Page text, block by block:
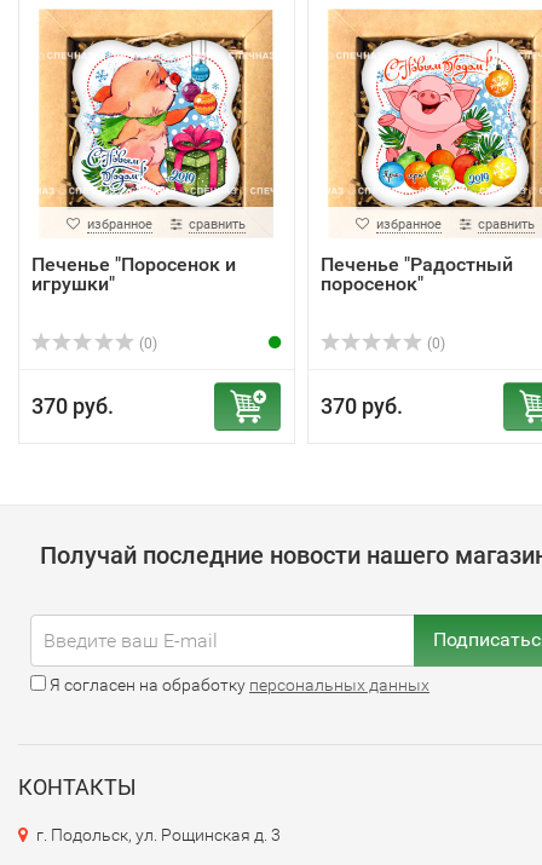
избранное сравнить
Печенье "Поросенок и
игрушки"
(0)
370 руб.
избранное сравнить
Печенье "Радостный
поросенок"
(0)
370 руб.
Получай последние новости нашего
Я согласен на обработку персональных данных
КОНТАКТЫ
г. Подольск, ул. Рощинская д. 3